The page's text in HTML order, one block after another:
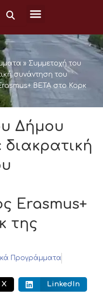
» Συμμετοχή του
συνάντηση του
ΒΕΤΑ στο Κορκ
Δήμου
Erasmus+
της
Προγράμματα
X LinkedIn